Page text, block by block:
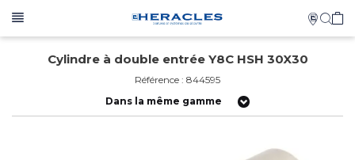
Cylindre à double entrée Y8C HSH 30X30
Référence : 844595
Dans la même gamme